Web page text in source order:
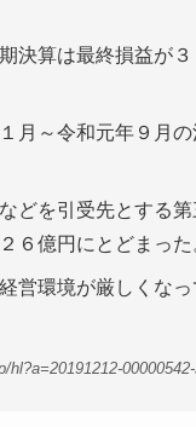
決算は最終損益が
月～令和元年９月
どを引受先とする
６億円にとどまった
営環境が厳しくな